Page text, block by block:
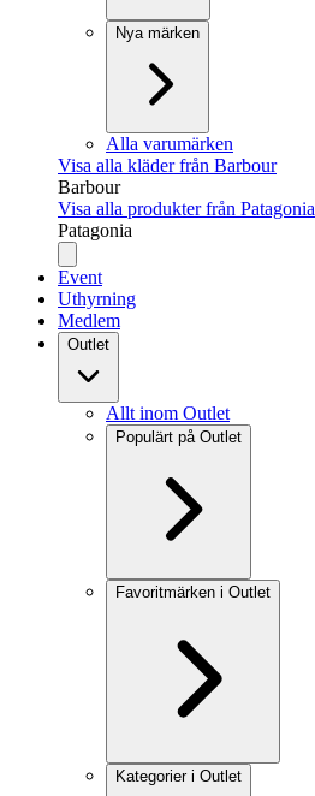
Nya märken
Alla varumärken
Visa alla kläder från Barbour
Barbour
Visa alla produkter från Patagonia
Patagonia
Event
Uthyrning
Medlem
Outlet
Allt inom Outlet
Populärt på Outlet
Favoritmärken i Outlet
Kategorier i Outlet